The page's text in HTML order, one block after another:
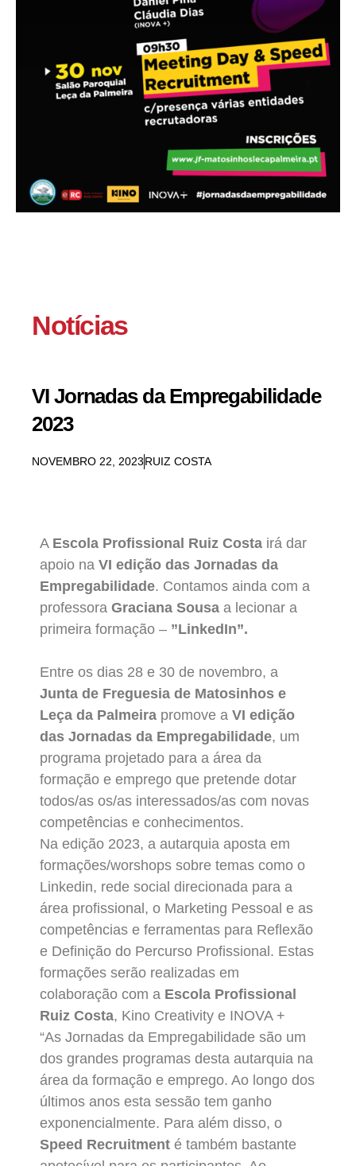
Notícias
VI Jornadas da Empregabilidade
2023
NOVEMBRO 22, 2023RUIZ COSTA
A Escola Profissional Ruiz Costa irá dar
apoio na VI edição das Jornadas da
Empregabilidade. Contamos ainda com a
professora Graciana Sousa a lecionar a
primeira formação – ”LinkedIn”.
Entre os dias 28 e 30 de novembro, a
Junta de Freguesia de Matosinhos e
Leça da Palmeira promove a VI edição
das Jornadas da Empregabilidade, um
programa projetado para a área da
formação e emprego que pretende dotar
todos/as os/as interessados/as com novas
competências e conhecimentos.
Na edição 2023, a autarquia aposta em
formações/worshops sobre temas como o
Linkedin, rede social direcionada para a
área profissional, o Marketing Pessoal e as
competências e ferramentas para Reflexão
e Definição do Percurso Profissional. Estas
formações serão realizadas em
colaboração com a Escola Profissional
Ruiz Costa, Kino Creativity e INOVA +
“As Jornadas da Empregabilidade são um
dos grandes programas desta autarquia na
área da formação e emprego. Ao longo dos
últimos anos esta sessão tem ganho
exponencialmente. Para além disso, o
Speed Recruitment é também bastante